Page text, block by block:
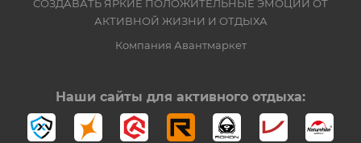
СОЗДАВАТЬ ЯРКИЕ ПОЛОЖИТЕЛЬНЫЕ ЭМОЦИИ ОТ
АКТИВНОЙ ЖИЗНИ И ОТДЫХА
Компания Авантмаркет
Наши сайты для активного отдыха: